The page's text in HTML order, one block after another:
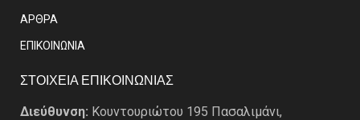
ΑΡΘΡΑ
EΠΙΚΟΙΝΩΝΙΑ
ΣΤΟΙΧΕΙΑ ΕΠΙΚΟΙΝΩΝΙΑΣ
Διεύθυνση: Κουντουριώτου 195 Πασαλιμάνι,